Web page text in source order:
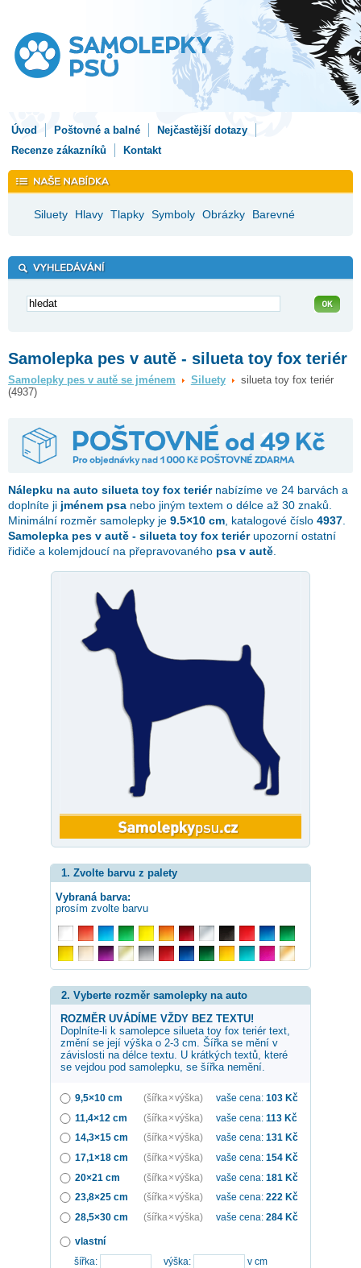
Úvod Poštovné a balné
Nejčastější dotazy
Recenze zákazníků
Kontakt
Siluety Hlavy Tlapky Symboly Obrázky Barevné
Samolepka pes v autě - silueta toy fox teriér
Samolepky pes v autě se jménem Siluety
silueta toy fox teriér
(4937)
Nálepku na auto silueta toy fox teriérnabízíme ve 24 barvách a
doplníte ji jménem psa nebo jiným textem o délce až 30 znaků.
Minimální rozměr samolepky je 9.5×10 cm , katalogové číslo 4937
Samolepka pes v autě - silueta toy fox teriérupozorní ostatní
řidiče a kolemjdoucí na přepravovaného psa v autě
1. Zvolte barvu z palety
Vybraná barva:
prosím zvolte barvu
2. Vyberte rozměr samolepky na auto
ROZMĚR UVÁDÍME VŽDY BEZ TEXTU!
Doplníte-li k samolepce silueta toy fox teriértext,
změní se její výška o 2-3 cm. Šířka se mění v
závislosti na délce textu. U krátkých textů, které
se vejdou pod samolepku, se šířka nemění.
9,5×10 cm (šířka × výška) vaše cena: 103 Kč
11,4×12 cm
(šířka × výška) vaše cena: 113 Kč
14,3×15 cm
(šířka × výška) vaše cena: 131 Kč
17,1×18 cm
(šířka × výška) vaše cena: 154 Kč
20×21 cm
(šířka × výška) vaše cena: 181 Kč
23,8×25 cm
(šířka × výška) vaše cena: 222 Kč
28,5×30 cm
(šířka × výška) vaše cena: 284 Kč
vlastní
šířka:
výška:
v cm